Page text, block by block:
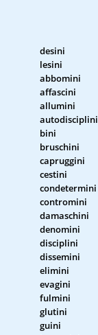
desini
lesini
abbomini
affascini
allumini
autodisciplini
bini
bruschini
capruggini
cestini
condetermini
contromini
damaschini
denomini
disciplini
dissemini
elimini
evagini
fulmini
glutini
guini